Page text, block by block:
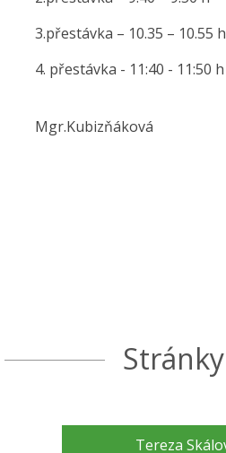
3.přestávka – 10.35 – 10.55 h
4. přestávka - 11:40 - 11:50 h
Mgr.Kubizňáková
Tereza